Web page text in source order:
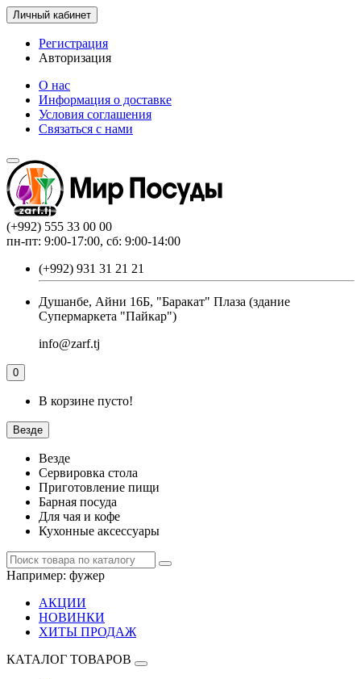
Личный кабинет
Регистрация
Авторизация
О нас
Информация о доставке
Условия соглашения
Связаться с нами
(+992) 555 33 00 00
пн-пт: 9:00-17:00, сб: 9:00-14:00
(+992) 931 31 21 21
Душанбе, Айни 16Б, "Баракат" Плаза (здание
Супермаркета "Пайкар")
info@zarf.tj
0
В корзине пусто!
Везде
Везде
Сервировка стола
Приготовление пищи
Барная посуда
Для чая и кофе
Кухонные аксессуары
Например: фужер
АКЦИИ
НОВИНКИ
ХИТЫ ПРОДАЖ
КАТАЛОГ ТОВАРОВ